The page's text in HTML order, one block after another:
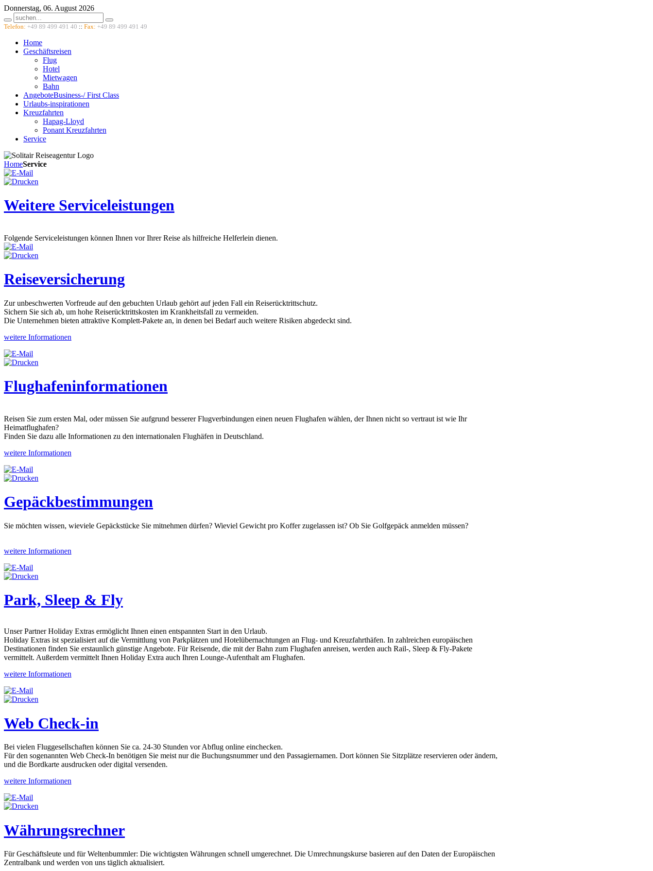
Donnerstag, 06. August 2026
Telefon: +49 89 499 491 40 :: Fax: +49 89 499 491 49
Home
Geschäftsreisen
Flug
Hotel
Mietwagen
Bahn
AngeboteBusiness-/ First Class
Urlaubs-inspirationen
Kreuzfahrten
Hapag-Lloyd
Ponant Kreuzfahrten
Service
HomeService
Weitere Serviceleistungen
Folgende Serviceleistungen können Ihnen vor Ihrer Reise als hilfreiche Helferlein dienen.
Reiseversicherung
Zur unbeschwerten Vorfreude auf den gebuchten Urlaub gehört auf jeden Fall ein Reiserücktrittschutz.
Sichern Sie sich ab, um hohe Reiserücktrittskosten im Krankheitsfall zu vermeiden.
Die Unternehmen bieten attraktive Komplett-Pakete an, in denen bei Bedarf auch weitere Risiken abgedeckt sind.
weitere Informationen
Flughafeninformationen
Reisen Sie zum ersten Mal, oder müssen Sie aufgrund besserer Flugverbindungen einen neuen Flughafen wählen, der Ihnen nicht so vertraut ist wie Ihr
Heimatflughafen?
Finden Sie dazu alle Informationen zu den internationalen Flughäfen in Deutschland.
weitere Informationen
Gepäckbestimmungen
Sie möchten wissen, wieviele Gepäckstücke Sie mitnehmen dürfen? Wieviel Gewicht pro Koffer zugelassen ist? Ob Sie Golfgepäck anmelden müssen?
weitere Informationen
Park, Sleep & Fly
Unser Partner Holiday Extras ermöglicht Ihnen einen entspannten Start in den Urlaub.
Holiday Extras ist spezialisiert auf die Vermittlung von Parkplätzen und Hotelübernachtungen an Flug- und Kreuzfahrthäfen. In zahlreichen europäischen
Destinationen finden Sie erstaunlich günstige Angebote. Für Reisende, die mit der Bahn zum Flughafen anreisen, werden auch Rail-, Sleep & Fly-Pakete
vermittelt. Außerdem vermittelt Ihnen Holiday Extra auch Ihren Lounge-Aufenthalt am Flughafen.
weitere Informationen
Web Check-in
Bei vielen Fluggesellschaften können Sie ca. 24-30 Stunden vor Abflug online einchecken.
Für den sogenannten Web Check-In benötigen Sie meist nur die Buchungsnummer und den Passagiernamen. Dort können Sie Sitzplätze reservieren oder ändern,
und die Bordkarte ausdrucken oder digital versenden.
weitere Informationen
Währungsrechner
Für Geschäftsleute und für Weltenbummler: Die wichtigsten Währungen schnell umgerechnet. Die Umrechnungskurse basieren auf den Daten der Europäischen
Zentralbank und werden von uns täglich aktualisiert.